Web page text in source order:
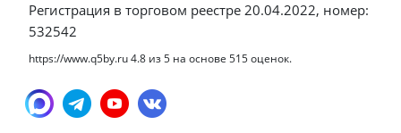
Регистрация в торговом реестре 20.04.2022, номер:
532542
https://www.q5by.ru4.8 из5 на основе 515оценок.